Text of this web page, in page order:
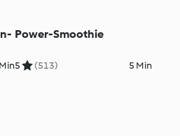
Power-Smoothie
5 (513) 5 Min